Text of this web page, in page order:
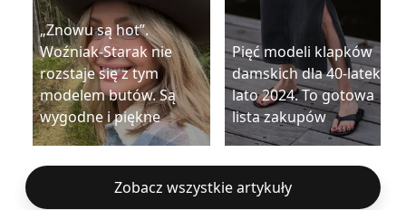
„Znowu są hot”.
Woźniak-Starak nie
rozstaje się z tym
modelem butów. Są
wygodne i piękne
Pięć modeli klapków
damskich dla 40-latek na
lato 2024. To gotowa
lista zakupów
Zobacz wszystkie artykuły